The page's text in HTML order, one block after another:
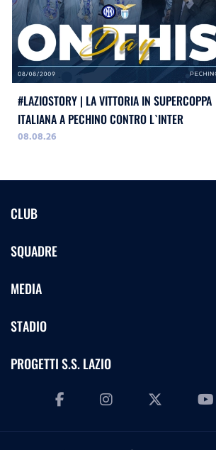
#LAZIOSTORY | LA VITTORIA IN SUPERCOPPA
ITALIANA A PECHINO CONTRO L`INTER
08.08.26
CLUB
SQUADRE
MEDIA
STADIO
PROGETTI S.S. LAZIO